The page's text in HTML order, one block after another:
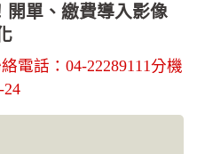
開單、繳費導入影像
電話：04-22289111分機
24